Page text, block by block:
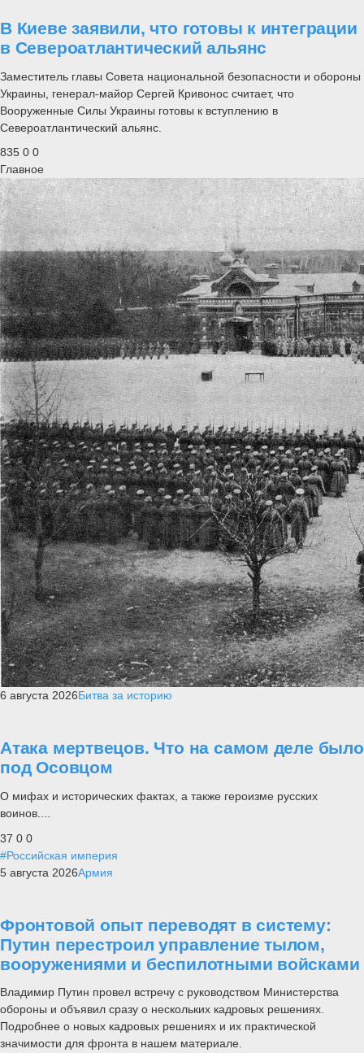
В Киеве заявили, что готовы к интеграции
в Североатлантический альянс
Заместитель главы Совета национальной безопасности и обороны
Украины, генерал-майор Сергей Кривонос считает, что
Вооруженные Силы Украины готовы к вступлению в
Североатлантический альянс.
835 0 0
Главное
6 августа 2026Битва за историю
Атака мертвецов. Что на самом деле было
под Осовцом
О мифах и исторических фактах, а также героизме русских
воинов....
37 0 0
#Российская империя
5 августа 2026Армия
Фронтовой опыт переводят в систему:
Путин перестроил управление тылом,
вооружениями и беспилотными войсками
Владимир Путин провел встречу с руководством Министерства
обороны и объявил сразу о нескольких кадровых решениях.
Подробнее о новых кадровых решениях и их практической
значимости для фронта в нашем материале.